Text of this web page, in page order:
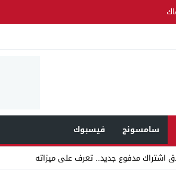
سامسونج
فيسبوك
اشتراك مدفوع جديد.. تعرف على ميزاته